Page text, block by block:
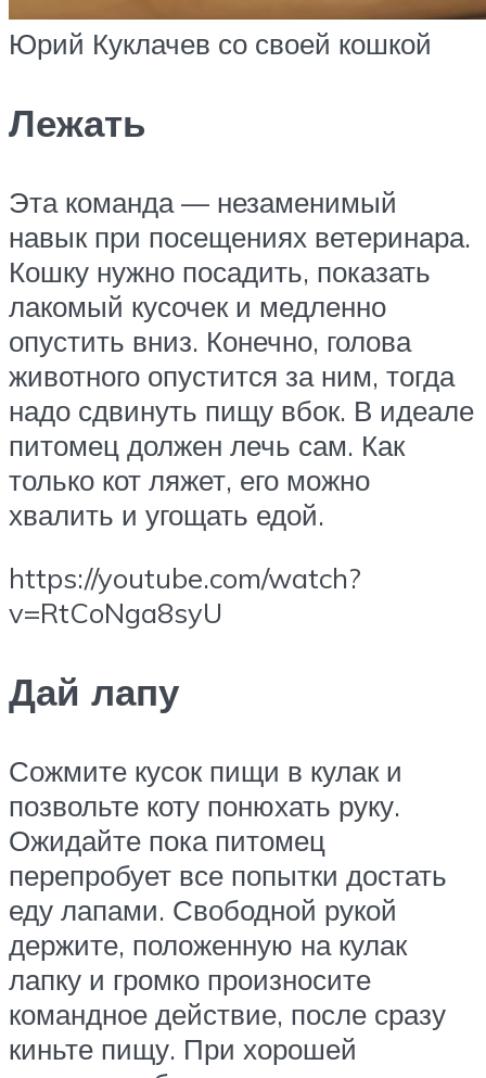
Юрий Куклачев со своей кошкой
Лежать
Эта команда — незаменимый
навык при посещениях ветеринара.
Кошку нужно посадить, показать
лакомый кусочек и медленно
опустить вниз. Конечно, голова
животного опустится за ним, тогда
надо сдвинуть пищу вбок. В идеале
питомец должен лечь сам. Как
только кот ляжет, его можно
хвалить и угощать едой.
https://youtube.com/watch?
v=RtCoNga8syU
Дай лапу
Сожмите кусок пищи в кулак и
позвольте коту понюхать руку.
Ожидайте пока питомец
перепробует все попытки достать
еду лапами. Свободной рукой
держите, положенную на кулак
лапку и громко произносите
командное действие, после сразу
киньте пищу. При хорошей